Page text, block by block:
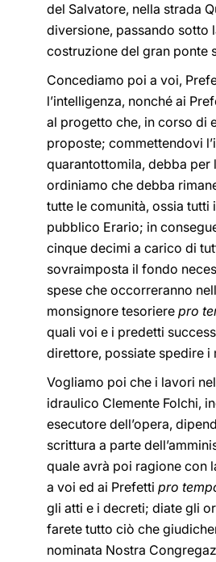
del Salvatore, nella strada
diversione, passando sotto
costruzione del gran ponte
Concediamo poi a voi,
l’intelligenza, nonché ai
al progetto che, in corso di
proposte; commettendovi
quarantottomila, debba
ordiniamo che debba
tutte le comunità, ossia
pubblico Erario; in
cinque decimi a carico di
sovraimposta il fondo
spese che occorreranno
monsignore tesoriere pro
quali voi e i predetti
direttore, possiate spedire i
Vogliamo poi che i lavori
idraulico Clemente Folchi,
esecutore dell’opera,
scrittura a parte
quale avrà poi ragione con
a voi ed ai Prefetti pro
gli atti e i decreti; diate gli
farete tutto ciò che
nominata Nostra